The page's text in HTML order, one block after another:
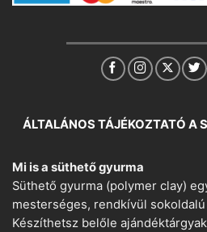
ÁLTALÁNOS TÁJÉKOZTATÓ A
Mi is a süthető gyurma
Süthető gyurma (polymer clay)
mesterséges, rendkívül
Készíthetsz belőle